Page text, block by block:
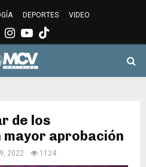
DEPORTES VIDEO
Instagram
Youtube
de los
aprobación
2022 1124